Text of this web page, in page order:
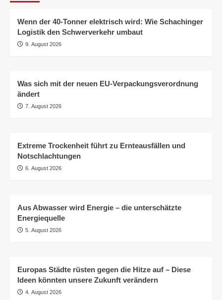
Wenn der 40-Tonner elektrisch wird: Wie Schachinger
Logistik den Schwerverkehr umbaut
9. August 2026
Was sich mit der neuen EU-Verpackungsverordnung
ändert
7. August 2026
Extreme Trockenheit führt zu Ernteausfällen und
Notschlachtungen
6. August 2026
Aus Abwasser wird Energie – die unterschätzte
Energiequelle
5. August 2026
Europas Städte rüsten gegen die Hitze auf – Diese
Ideen könnten unsere Zukunft verändern
4. August 2026